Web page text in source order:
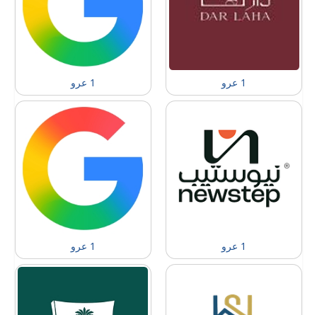
1 عرو 1 عرو
1 عرو 1 عرو